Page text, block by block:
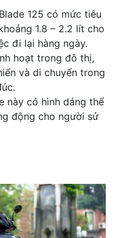
125 có mức tiêu
1.8 – 2.2 lít cho
đi lại hàng ngày.
hoạt trong đô thị,
và di chuyển trong
này có hình dáng thể
động cho người sử